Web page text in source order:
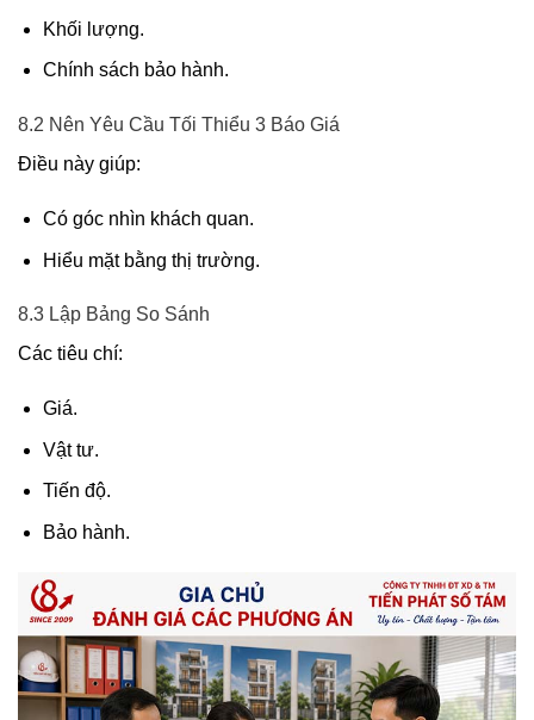
Khối lượng.
Chính sách bảo hành.
8.2 Nên Yêu Cầu Tối Thiểu 3 Báo Giá
Điều này giúp:
Có góc nhìn khách quan.
Hiểu mặt bằng thị trường.
8.3 Lập Bảng So Sánh
Các tiêu chí:
Giá.
Vật tư.
Tiến độ.
Bảo hành.